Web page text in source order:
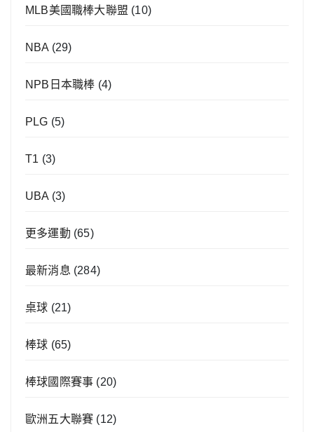
MLB美國職棒大聯盟 (10)
NBA (29)
NPB日本職棒 (4)
PLG (5)
T1 (3)
UBA (3)
更多運動 (65)
最新消息 (284)
桌球 (21)
棒球 (65)
棒球國際賽事 (20)
歐洲五大聯賽 (12)